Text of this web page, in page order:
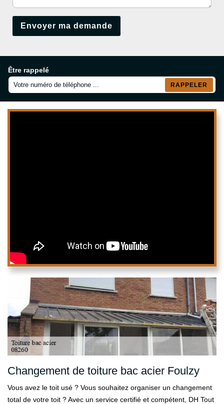
Être rappelé
Changement de toiture bac acier Foulzy
Vous avez le toit usé ? Vous souhaitez organiser un changement
total de votre toit ? Avec un service certifié et compétent, DH Tout